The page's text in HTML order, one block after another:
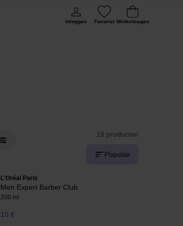
Inloggen Favoriet Winkelwagen
18 producten
Populair
L'Oréal Paris
Men Expert Barber Club
200 ml
10 €